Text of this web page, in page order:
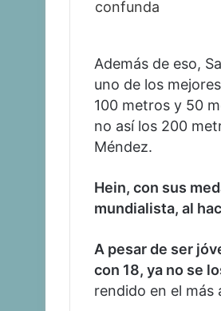
Además de eso,
uno de los
100 metros y 50
no así los 200
Méndez.
Hein, con sus
mundialista, al
A pesar de ser
con 18, ya no se
rendido en el más